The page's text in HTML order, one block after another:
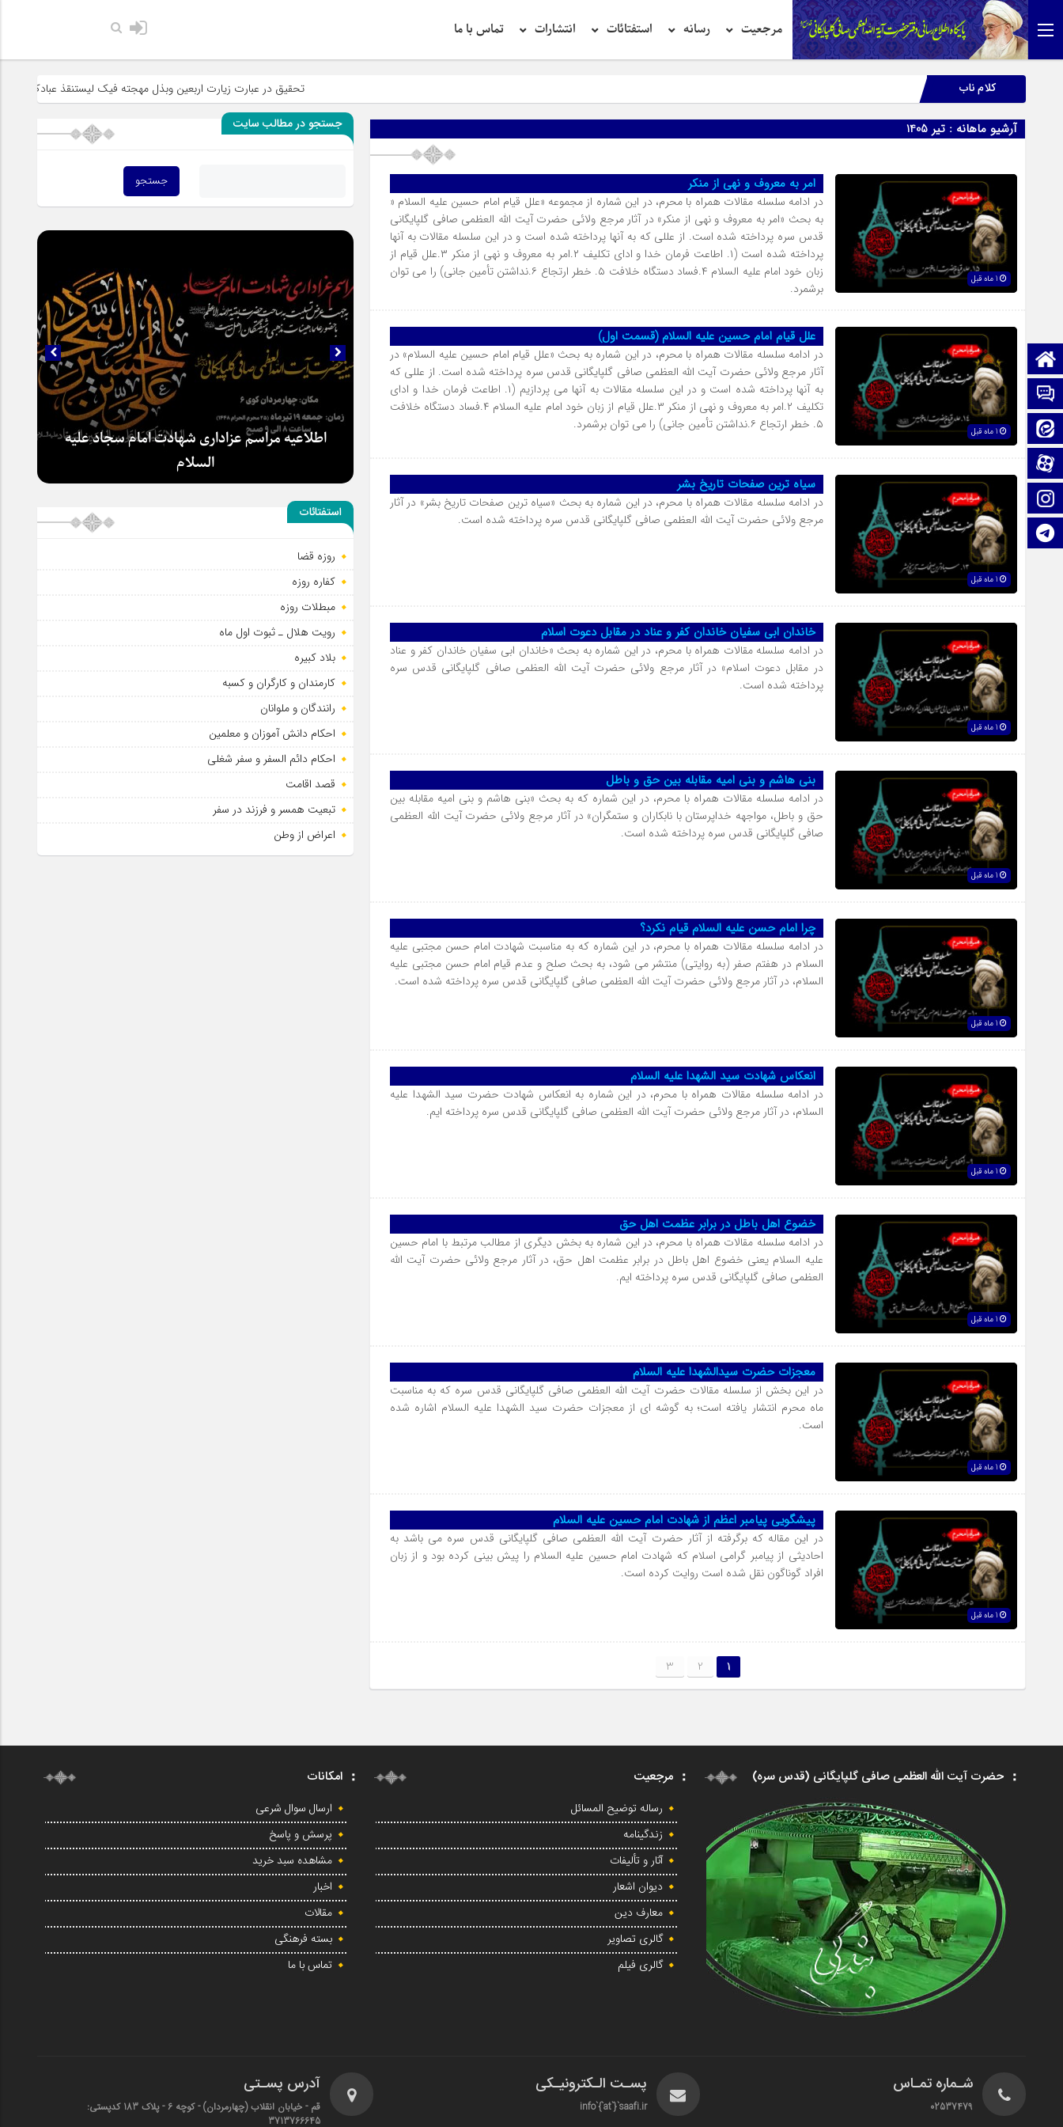
مرجعیت رسانه استفتائات انتشارات تماس با ما
صفحه نخست
تماس با ما
اینستاگرام
تلگرام
کلام ناب تحقیق در عبارت زیارت اربعین وبذل مهجته فیک لیستنقذ عبادک من الجهاله
آرشیو ماهانه : تیر 1405
امر به معروف و نهی از منکر
در ادامه سلسله مقالات همراه با محرم، در این شماره از مجموعه «علل قیام امام حسین علیه السلام «
به بحث «امر به معروف و نهی از منکر» در آثار مرجع ولائی حضرت آیت الله العظمی صافی گلپایگانی
قدس سره پرداخته شده است. از عللی که به آنها پرداخته شده است و در این سلسله مقالات به آنها
پرداخته شده است (۱. اطاعت فرمان خدا و ادای تکلیف ۲.امر به معروف و نهی از منکر ۳.علل قیام از
زبان خود امام علیه السلام ۴.فساد دستگاه خلافت ۵. خطر ارتجاع ۶.نداشتن تأمین جانی) را می توان
برشمرد.
علل قیام امام حسین علیه السلام (قسمت اول)
در ادامه سلسله مقالات همراه با محرم، در این شماره به بحث «علل قیام امام حسین علیه السلام» در
آثار مرجع ولائی حضرت آیت الله العظمی صافی گلپایگانی قدس سره پرداخته شده است. از عللی که
به آنها پرداخته شده است و در این سلسله مقالات به آنها می پردازیم (۱. اطاعت فرمان خدا و ادای
تکلیف ۲.امر به معروف و نهی از منکر ۳.علل قيام از زبان خود امام علیه السلام ۴.فساد دستگاه خلافت
۵. خطر ارتجاع ۶.نداشتن تأمين جانی) را می توان برشمرد.
سیاه ترین صفحات تاریخ بشر
در ادامه سلسله مقالات همراه با محرم، در این شماره به بحث «سیاه ترین صفحات تاریخ بشر» در آثار
مرجع ولائی حضرت آیت الله العظمی صافی گلپایگانی قدس سره پرداخته شده است.
خاندان ابی سفیان خاندان کفر و عناد در مقابل دعوت اسلام
در ادامه سلسله مقالات همراه با محرم، در این شماره به بحث «خاندان ابی سفیان خاندان کفر و عناد
در مقابل دعوت اسلام» در آثار مرجع ولائی حضرت آیت الله العظمی صافی گلپایگانی قدس سره
پرداخته شده است.
بنی هاشم و بنی امیه مقابله بین حق و باطل
در ادامه سلسله مقالات همراه با محرم، در این شماره که به بحث «بنی هاشم و بنی امیه مقابله بین
حق و باطل، مواجهه خداپرستان با نابکاران و ستمگران» در آثار مرجع ولائی حضرت آیت الله العظمی
صافی گلپایگانی قدس سره پرداخته شده است.
چرا امام‌‌ حسن علیه السلام قیام نکرد؟
در ادامه سلسله مقالات همراه با محرم، در این شماره که به مناسبت شهادت امام حسن مجتبی علیه
السلام در هفتم صفر (به روایتی) منتشر می شود، به بحث صلح و عدم قیام امام حسن مجتبی علیه
السلام، در آثار مرجع ولائی حضرت آیت الله العظمی صافی گلپایگانی قدس سره پرداخته شده است.
انعکاس شهادت سید الشهدا علیه السلام
در ادامه سلسله مقالات همراه با محرم، در این شماره به انعکاس شهادت حضرت سید الشهدا علیه
السلام، در آثار مرجع ولائی حضرت آیت الله العظمی صافی گلپایگانی قدس سره پرداخته ایم.
خضوع اهل باطل در برابر عظمت اهل حق
در ادامه سلسله مقالات همراه با محرم، در این شماره به بخش دیگری از مطالب مرتبط با امام حسین
علیه السلام یعنی خضوع اهل باطل در برابر عظمت اهل حق، در آثار مرجع ولائی حضرت آیت الله
العظمی صافی گلپایگانی قدس سره پرداخته ایم.
معجزات حضرت سیدالشهدا علیه السلام
در این بخش از سلسله مقالات حضرت آیت الله العظمی صافی گلپایگانی قدس سره که به مناسبت
ماه محرم انتشار یافته است؛ به گوشه ای از معجزات حضرت سید الشهدا علیه السلام اشاره شده
است.
پیشگویی پیامبر اعظم از شهادت امام حسین علیه السلام
در این مقاله که برگرفته از آثار حضرت آیت الله العظمی صافی گلپایگانی قدس سره می باشد به
احادیثی از پیامبر گرامی اسلام که شهادت امام حسین علیه السلام را پیش بینی کرده بود و از زبان
افراد گوناگون نقل شده است روایت کرده است.
1
2
3
جستجو در مطالب سایت
اطلاعیه مراسم عزاداری شهادت امام سجاد علیه
استفتائات
روزه قضا
کفاره روزه
مبطلات روزه
رویت هلال ـ ثبوت اول ماه
بلاد کبیره
کارمندان و کارگران و کسبه
رانندگان و ملوانان
احکام دانش آموزان و معلمین
احکام دائم السفر و سفر شغلی
قصد اقامت
تبعیت همسر و فرزند در سفر
اعراض از وطن
حضرت آیت الله العظمی صافی گلپایگانی (قدس سره) مرجعیت
رساله توضیح المسائل
زندگینامه
آثار و تألیفات
دیوان اشعار
معارف دین
گالری تصاویر
گالری فیلم
امکانات
ارسال سوال شرعی
پرسش و پاسخ
مشاهده سبد خرید
اخبار
مقالات
بسته فرهنگی
تماس با ما
شـماره تمـاس
02537479
پسـت الـکترونیـکی
info`{`at`}`saafi.ir
آدرس پسـتی
قم - خیابان انقلاب (چهارمردان)‌ - کوچه 6 - پلاک 183 کدپستی:
3713766645